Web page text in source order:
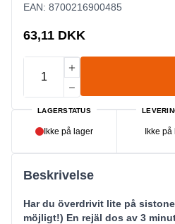
EAN: 8700216900485
63,11 DKK
LAGERSTATUS
Ikke på lager Ikke
Beskrivelse
Har du överdrivit lite på
möjligt!) En rejäl dos av 3